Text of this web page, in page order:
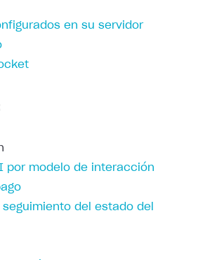
en su servidor
por modelo de interacción
seguimiento del estado del